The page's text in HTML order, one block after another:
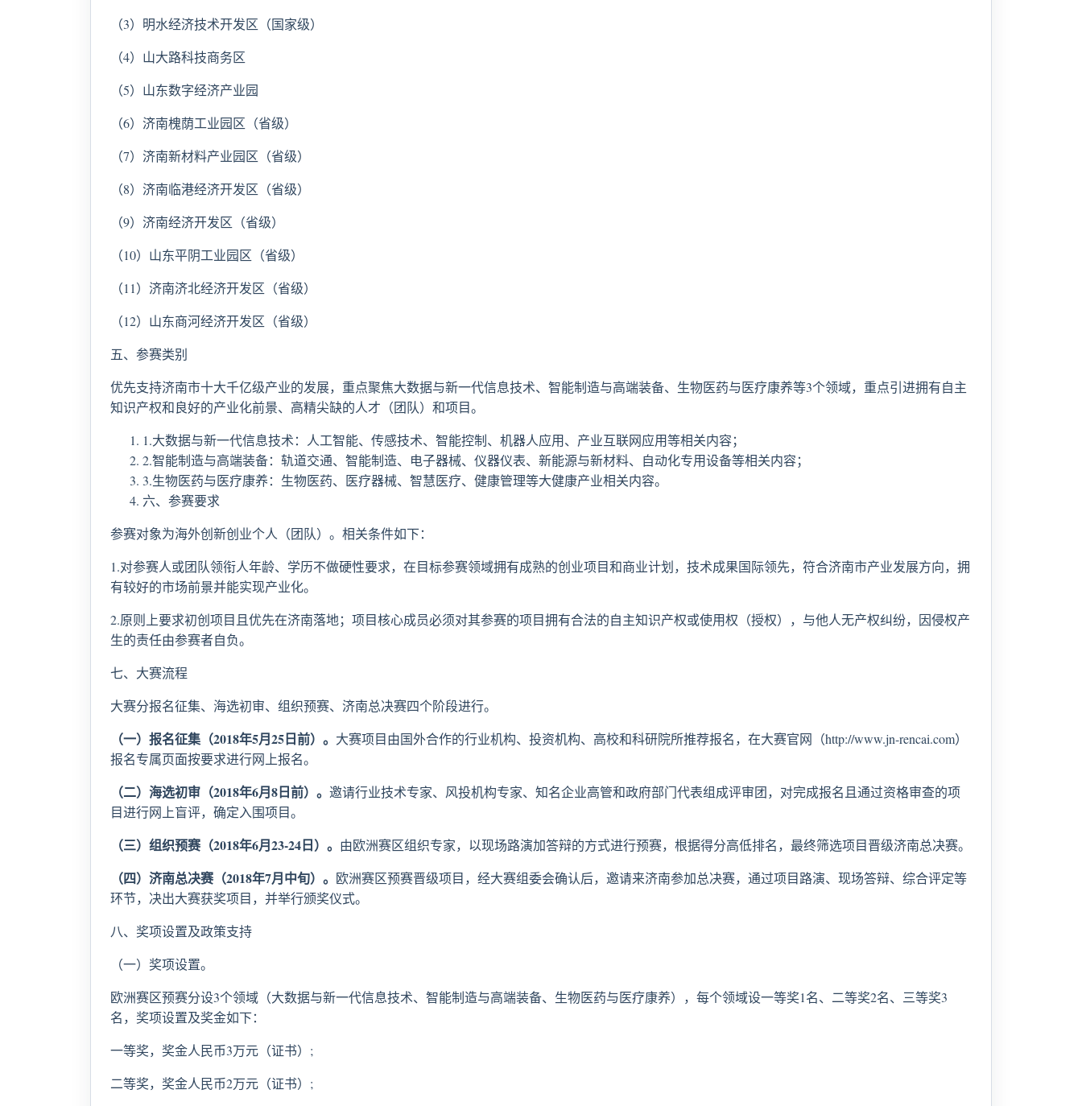
（3）明水经济技术开发区（国家级）
（4）山大路科技商务区
（5）山东数字经济产业园
（6）济南槐荫工业园区（省级）
（7）济南新材料产业园区（省级）
（8）济南临港经济开发区（省级）
（9）济南经济开发区（省级）
（10）山东平阴工业园区（省级）
（11）济南济北经济开发区（省级）
（12）山东商河经济开发区（省级）
五、参赛类别
优先支持济南市十大千亿级产业的发展，重点聚焦大数据与新一代信息技术、智能制造与高端装备、生物医药与医疗康养等3个领域，重点引进拥有自主
知识产权和良好的产业化前景、高精尖缺的人才（团队）和项目。
1.大数据与新一代信息技术：人工智能、传感技术、智能控制、机器人应用、产业互联网应用等相关内容；
2.智能制造与高端装备：轨道交通、智能制造、电子器械、仪器仪表、新能源与新材料、自动化专用设备等相关内容；
3.生物医药与医疗康养：生物医药、医疗器械、智慧医疗、健康管理等大健康产业相关内容。
六、参赛要求
参赛对象为海外创新创业个人（团队）。相关条件如下：
1.对参赛人或团队领衔人年龄、学历不做硬性要求，在目标参赛领域拥有成熟的创业项目和商业计划，技术成果国际领先，符合济南市产业发展方向，拥
有较好的市场前景并能实现产业化。
2.原则上要求初创项目且优先在济南落地；项目核心成员必须对其参赛的项目拥有合法的自主知识产权或使用权（授权），与他人无产权纠纷，因侵权产
生的责任由参赛者自负。
七、大赛流程
大赛分报名征集、海选初审、组织预赛、济南总决赛四个阶段进行。
（一）报名征集（2018年5月25日前）。 大赛项目由国外合作的行业机构、投资机构、高校和科研院所推荐报名，在大赛官网（http://www.jn-rencai.com）
报名专属页面按要求进行网上报名。
（二）海选初审（2018年6月8日前）。 邀请行业技术专家、风投机构专家、知名企业高管和政府部门代表组成评审团，对完成报名且通过资格审查的项
目进行网上盲评，确定入围项目。
（三）组织预赛（2018年6月23-24日）。 由欧洲赛区组织专家，以现场路演加答辩的方式进行预赛，根据得分高低排名，最终筛选项目晋级济南总决赛。
（四）济南总决赛（2018年7月中旬）。 欧洲赛区预赛晋级项目，经大赛组委会确认后，邀请来济南参加总决赛，通过项目路演、现场答辩、综合评定等
环节，决出大赛获奖项目，并举行颁奖仪式。
八、奖项设置及政策支持
（一）奖项设置。
欧洲赛区预赛分设3个领域（大数据与新一代信息技术、智能制造与高端装备、生物医药与医疗康养），每个领域设一等奖1名、二等奖2名、三等奖3
名，奖项设置及奖金如下：
一等奖，奖金人民币3万元（证书）;
二等奖，奖金人民币2万元（证书）;